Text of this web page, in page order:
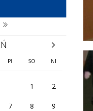
rok
następny rok
następny miesiąc
PI SO NI
1 2
7 8 9